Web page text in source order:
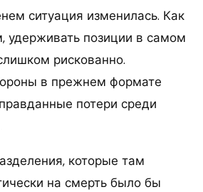
ситуация изменилась. Как
удерживать позиции в самом
рискованно.
в прежнем формате
потери среди
которые там
на смерть было бы